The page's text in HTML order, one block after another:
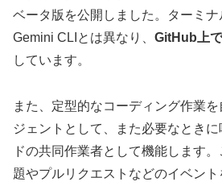
ベータ版を公開しました。ターミ
Gemini CLIとは異なり、 GitHub上
しています。
また、定型的なコーディング作業
ジェントとして、また必要なとき
ドの共同作業者として機能します
題やプルリクエストなどのイベン